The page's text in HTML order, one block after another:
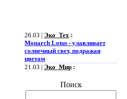
Monarch Lotus - улавливает
солнечный свет, подражая
цветам
21.03 |Эко_Мир:
Огромная ветряная ферма
отказаться от импорта энергии
Поиск